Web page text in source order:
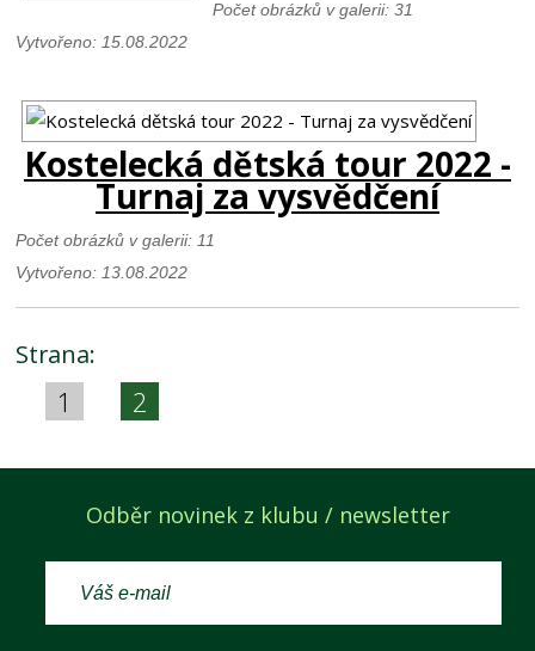
Počet obrázků v galerii: 31
Vytvořeno: 15.08.2022
Kostelecká dětská tour 2022 -
Turnaj za vysvědčení
Počet obrázků v galerii: 11
Vytvořeno: 13.08.2022
Strana:
1 2
Odběr novinek z klubu / newsletter